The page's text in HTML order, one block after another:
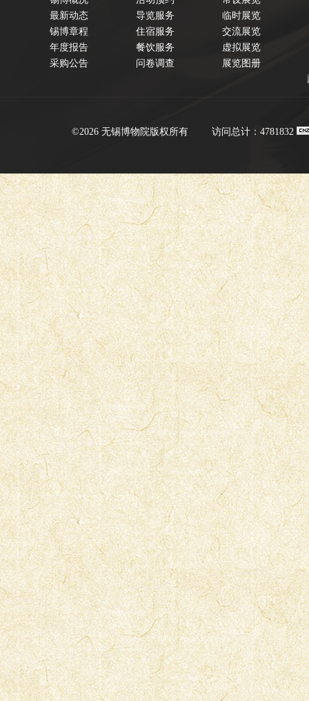
最新动态
锡博章程
年度报告
采购公告
导览服务
住宿服务
餐饮服务
问卷调查
临时展览
交流展览
虚拟展览
展览图册
©2026 无锡博物院版权所有 访问总计：4781832